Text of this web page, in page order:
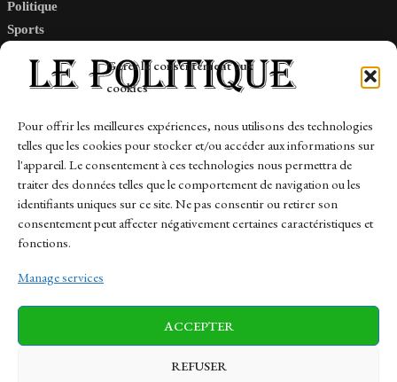
Gérer le consentement aux
cookies
Pour offrir les meilleures expériences, nous utilisons des technologies
telles que les cookies pour stocker et/ou accéder aux informations sur
l'appareil. Le consentement à ces technologies nous permettra de
traiter des données telles que le comportement de navigation ou les
identifiants uniques sur ce site. Ne pas consentir ou retirer son
consentement peut affecter négativement certaines caractéristiques et
fonctions.
Manage services
ACCEPTER
REFUSER
Politique
Sports
Links
Contact
Sitemap
News Finance-Marches Politics
Business Tech Health Sports Travel